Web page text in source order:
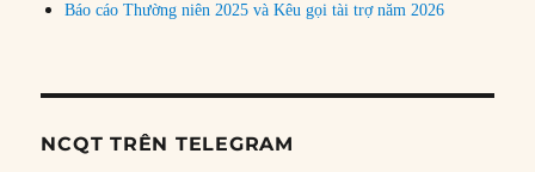
Báo cáo Thường niên 2025 và Kêu gọi tài trợ năm 2026
NCQT TRÊN TELEGRAM